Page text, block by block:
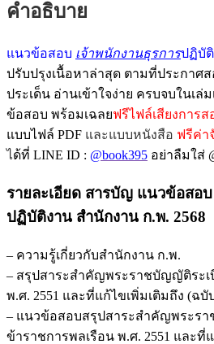
คำอธิบาย
แนวข้อสอบ เจ้าพนักงานธุรการปฏิบัติ
ปรับปรุงเนื้อหาล่าสุด ตามที่ประกาศ
ประเด็น อ่านเข้าใจง่าย ครบจบในเล่
ข้อสอบ พร้อมเฉลยฟรีไฟล์เสียงการ
แบบไฟล์ PDF และแบบหนังสือ ฟรีค่า
ได้ที่ LINE ID : @book395 อย่าลืมใส่
รายละเอียด สารบัญ แนวข้อสอ
ปฏิบัติงาน สำนักงาน ก.พ. 2568
– ความรู้เกี่ยวกับสำนักงาน ก.พ.
– สรุปสาระสำคัญพระราชบัญญัติระเ
พ.ศ. 2551 และที่แก้ไขเพิ่มเติมถึง (ฉบั
– แนวข้อสอบสรุปสาระสำคัญพระร
ข้าราชการพลเรือน พ.ศ. 2551 และที่